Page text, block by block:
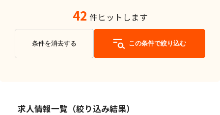
42 件ヒットします
条件を消去する この条件で絞り込む
求人情報一覧（絞り込み結果）